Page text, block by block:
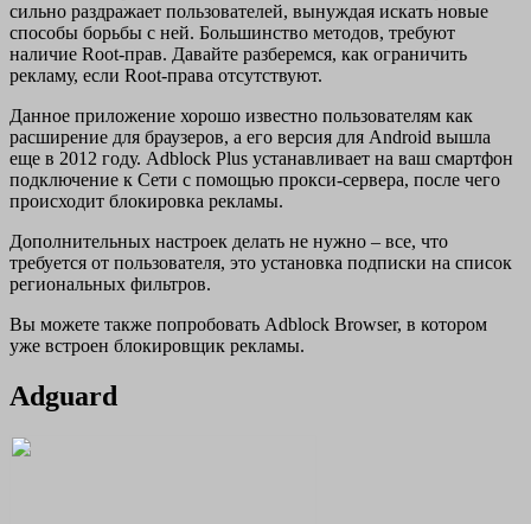
сильно раздражает пользователей, вынуждая искать новые
способы борьбы с ней. Большинство методов, требуют
наличие Root-прав. Давайте разберемся, как ограничить
рекламу, если Root-права отсутствуют.
Данное приложение хорошо известно пользователям как
расширение для браузеров, а его версия для Android вышла
еще в 2012 году. Adblock Plus устанавливает на ваш смартфон
подключение к Сети с помощью прокси-сервера, после чего
происходит блокировка рекламы.
Дополнительных настроек делать не нужно – все, что
требуется от пользователя, это установка подписки на список
региональных фильтров.
Вы можете также попробовать Adblock Browser, в котором
уже встроен блокировщик рекламы.
Adguard